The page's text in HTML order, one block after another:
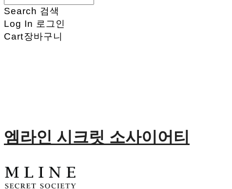
Search 검색
Log In 로그인
Cart장바구니
엠라인 시크릿 소사이어티